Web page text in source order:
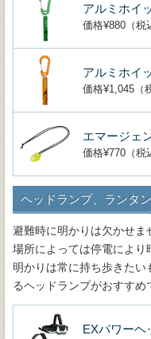
アルミホイ
価格¥880（税
アルミホイ
価格¥1,045（
エマージェ
価格¥770（税
ヘッドランプ、ランタ
避難時に明かりは欠かせま
場所によっては停電により
明かりは常に持ち歩きた
るヘッドランプがおすすめ
EXパワーヘ